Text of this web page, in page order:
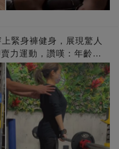
緊身褲健身，展現驚人
力運動，讚嘆：年齡不